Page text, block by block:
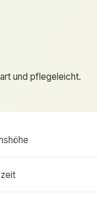
und pflegeleicht.